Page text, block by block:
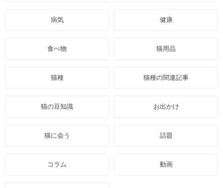
病気 健康
食べ物 猫用品
猫種 猫種の関連記事
猫の豆知識 お出かけ
猫に会う 話題
コラム 動画